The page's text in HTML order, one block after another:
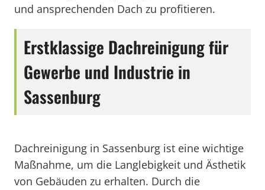
und ansprechenden Dach zu profitieren.
Erstklassige Dachreinigung für
Gewerbe und Industrie in
Sassenburg
Dachreinigung in Sassenburg ist eine wichtige
Maßnahme, um die Langlebigkeit und Ästhetik
von Gebäuden zu erhalten. Durch die